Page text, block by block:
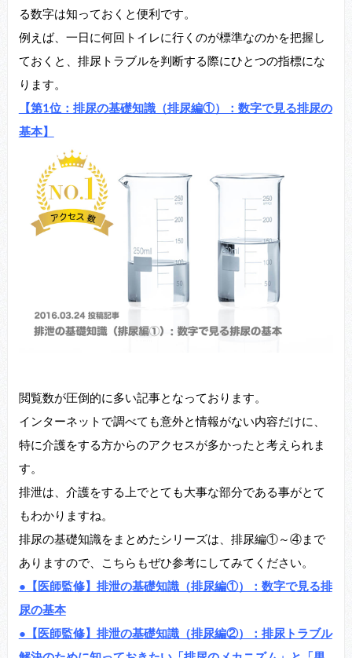
る数字は知っておくと便利です。
例えば、一日に何回トイレに行くのが標準なのかを把握し
ておくと、排尿トラブルを判断する際にひとつの指標にな
ります。
【第1位：排尿の基礎知識（排尿編①）：数字で見る排尿の
基本】
閲覧数が圧倒的に多い記事となっております。
インターネットで調べても意外と情報がない内容だけに、
特に介護をする方からのアクセスが多かったと考えられま
す。
排泄は、介護をする上でとても大事な部分である事がとて
もわかりますね。
排尿の基礎知識をまとめたシリーズは、排尿編①～④まで
ありますので、こちらもぜひ参考にしてみてください。
●【医師監修】排泄の基礎知識（排尿編①）：数字で見る排
尿の基本
●【医師監修】排泄の基礎知識（排尿編②）：排尿トラブル